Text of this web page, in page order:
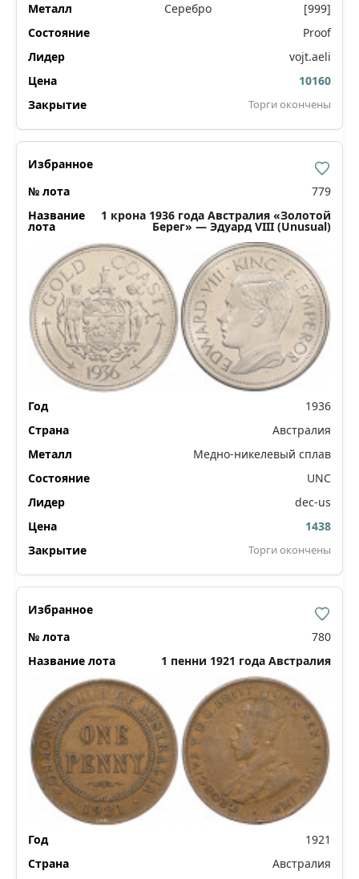
Серебро
[999]
Proof
vojt.aeli
10160
Торги окончены
779
1 крона 1936 года Австралия «Золотой
Берег» — Эдуард VIII (Unusual)
1936
Австралия
Медно-никелевый сплав
UNC
dec-us
1438
Торги окончены
780
1 пенни 1921 года Австралия
1921
Австралия